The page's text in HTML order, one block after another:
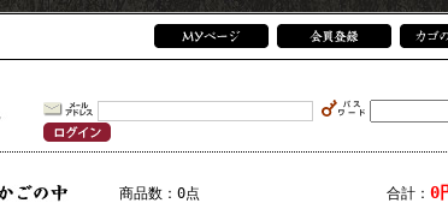
商品数：0点 合計： 0